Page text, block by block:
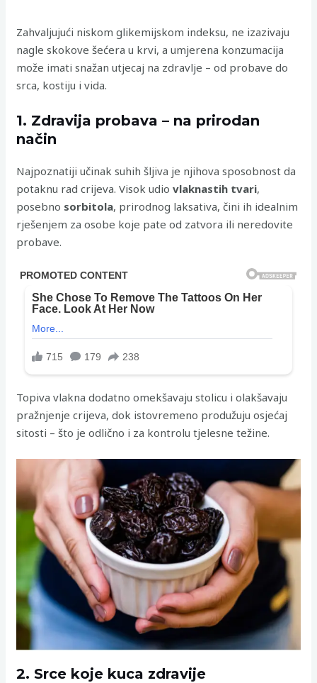
Zahvaljujući niskom glikemijskom indeksu, ne izazivaju
nagle skokove šećera u krvi, a umjerena konzumacija
može imati snažan utjecaj na zdravlje – od probave do
srca, kostiju i vida.
1. Zdravija probava – na prirodan
način
Najpoznatiji učinak suhih šljiva je njihova sposobnost da
potaknu rad crijeva. Visok udiovlaknastih tvari,
posebno sorbitola, prirodnog laksativa, čini ih idealnim
rješenjem za osobe koje pate od zatvora ili neredovite
probave.
Topiva vlakna dodatno omekšavaju stolicu i olakšavaju
pražnjenje crijeva, dok istovremeno produžuju osjećaj
sitosti – što je odlično i za kontrolu tjelesne težine.
2. Srce koje kuca zdravije